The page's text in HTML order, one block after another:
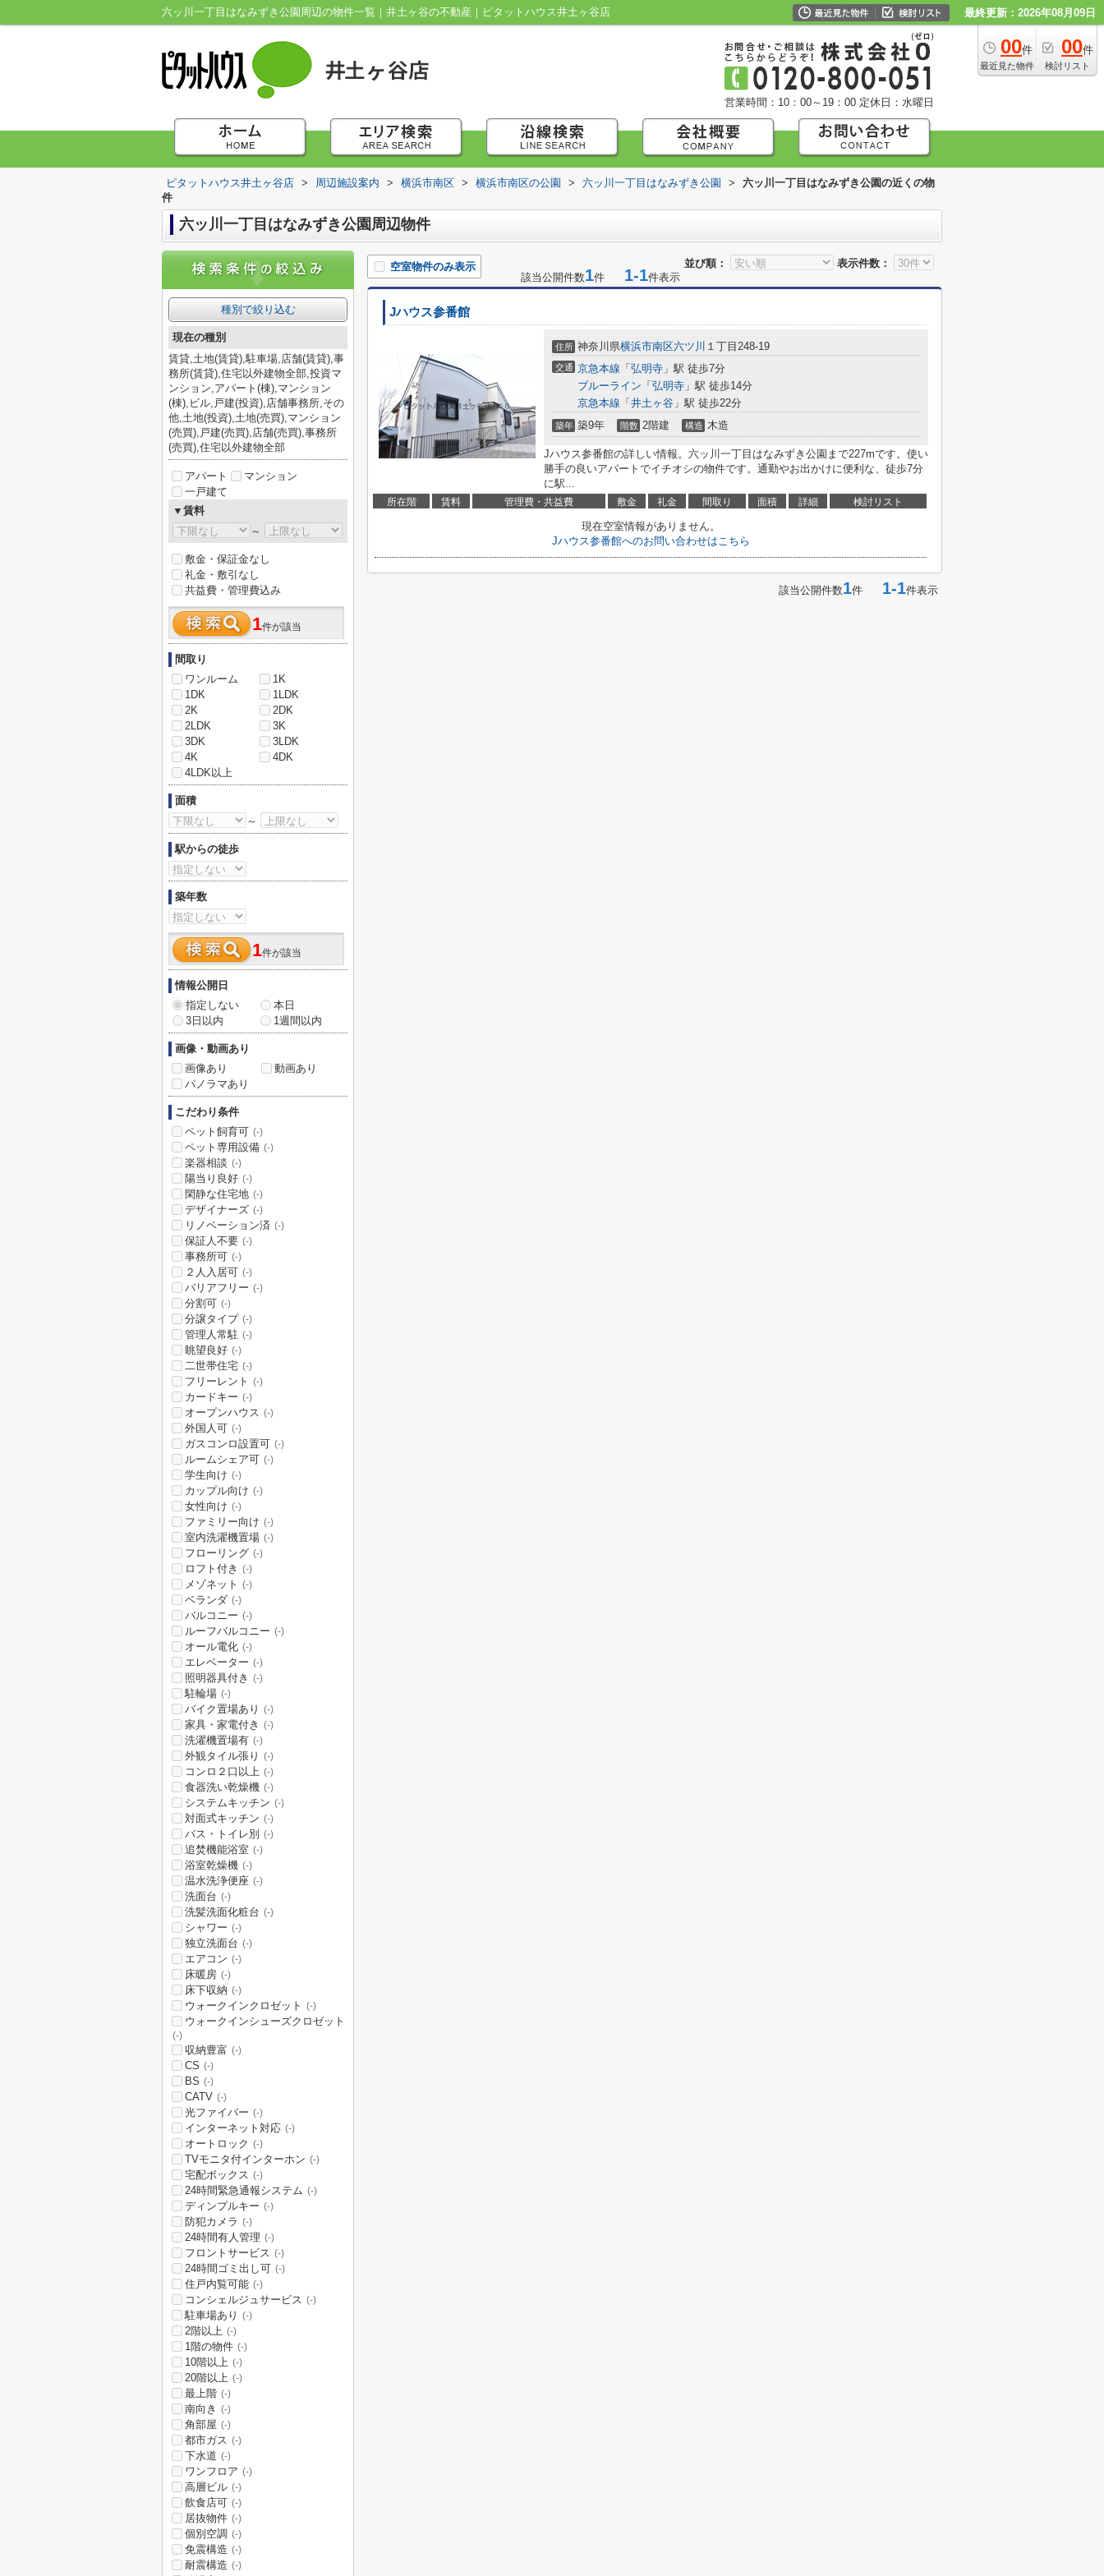
六ッ川一丁目はなみずき公園周辺の物件一覧｜井土ヶ谷の不動産｜ピタットハウス井土ヶ谷店 最終更新：2026年08月09日
00件
最近見た物件
00件
検討リスト
営業時間：10：00～19：00 定休日：水曜日
ピタットハウス井土ヶ谷店 > 周辺施設案内 > 横浜市南区 > 横浜市南区の公園 > 六ッ川一丁目はなみずき公園 >
六ッ川一丁目はなみずき公園の近くの物
件
六ッ川一丁目はなみずき公園周辺物件
並び順： 表示件数：
空室物件のみ表示
該当公開件数1件 1-1件表示
Jハウス参番館
住所 神奈川県横浜市南区六ツ川 １丁目248-19
交通 京急本線 「 弘明寺 」駅 徒歩7分
ブルーライン 「 弘明寺 」駅 徒歩14分
京急本線 「 井土ヶ谷 」駅 徒歩22分
築年 築9年 階数 2階建 構造 木造
Jハウス参番館の詳しい情報。六ッ川一丁目はなみずき公園まで227mです。使い
勝手の良いアパートでイチオシの物件です。通勤やお出かけに便利な、徒歩7分
に駅...
所在階 賃料 管理費・共益費 敷金 礼金 間取り 面積 詳細 検討リスト
現在空室情報がありません。
Jハウス参番館へのお問い合わせはこちら
該当公開件数1件 1-1件表示
種別で絞り込む
現在の種別
賃貸,土地(賃貸),駐車場,店舗(賃貸),事
務所(賃貸),住宅以外建物全部,投資マ
ンション,アパート(棟),マンション
(棟),ビル,戸建(投資),店舗事務所,その
他,土地(投資),土地(売買),マンション
(売買),戸建(売買),店舗(売買),事務所
(売買),住宅以外建物全部
アパート
マンション
一戸建て
▼賃料
～
敷金・保証金なし
礼金・敷引なし
共益費・管理費込み
1件が該当
間取り
ワンルーム
1K
1DK
1LDK
2K
2DK
2LDK
3K
3DK
3LDK
4K
4DK
4LDK以上
面積
～
駅からの徒歩
築年数
1件が該当
情報公開日
指定しない
本日
3日以内
1週間以内
画像・動画あり
画像あり
動画あり
パノラマあり
こだわり条件
ペット飼育可 (-)
ペット専用設備 (-)
楽器相談 (-)
陽当り良好 (-)
閑静な住宅地 (-)
デザイナーズ (-)
リノベーション済 (-)
保証人不要 (-)
事務所可 (-)
２人入居可 (-)
バリアフリー (-)
分割可 (-)
分譲タイプ (-)
管理人常駐 (-)
眺望良好 (-)
二世帯住宅 (-)
フリーレント (-)
カードキー (-)
オープンハウス (-)
外国人可 (-)
ガスコンロ設置可 (-)
ルームシェア可 (-)
学生向け (-)
カップル向け (-)
女性向け (-)
ファミリー向け (-)
室内洗濯機置場 (-)
フローリング (-)
ロフト付き (-)
メゾネット (-)
ベランダ (-)
バルコニー (-)
ルーフバルコニー (-)
オール電化 (-)
エレベーター (-)
照明器具付き (-)
駐輪場 (-)
バイク置場あり (-)
家具・家電付き (-)
洗濯機置場有 (-)
外観タイル張り (-)
コンロ２口以上 (-)
食器洗い乾燥機 (-)
システムキッチン (-)
対面式キッチン (-)
バス・トイレ別 (-)
追焚機能浴室 (-)
浴室乾燥機 (-)
温水洗浄便座 (-)
洗面台 (-)
洗髪洗面化粧台 (-)
シャワー (-)
独立洗面台 (-)
エアコン (-)
床暖房 (-)
床下収納 (-)
ウォークインクロゼット (-)
ウォークインシューズクロゼット
(-)
収納豊富 (-)
CS (-)
BS (-)
CATV (-)
光ファイバー (-)
インターネット対応 (-)
オートロック (-)
TVモニタ付インターホン (-)
宅配ボックス (-)
24時間緊急通報システム (-)
ディンプルキー (-)
防犯カメラ (-)
24時間有人管理 (-)
フロントサービス (-)
24時間ゴミ出し可 (-)
住戸内覧可能 (-)
コンシェルジュサービス (-)
駐車場あり (-)
2階以上 (-)
1階の物件 (-)
10階以上 (-)
20階以上 (-)
最上階 (-)
南向き (-)
角部屋 (-)
都市ガス (-)
下水道 (-)
ワンフロア (-)
高層ビル (-)
飲食店可 (-)
居抜物件 (-)
個別空調 (-)
免震構造 (-)
耐震構造 (-)